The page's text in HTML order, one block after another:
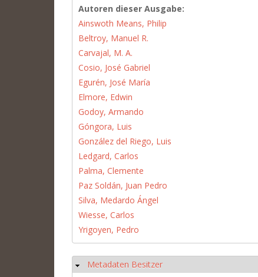
Autoren dieser Ausgabe:
Ainswoth Means, Philip
Beltroy, Manuel R.
Carvajal, M. A.
Cosio, José Gabriel
Egurén, José María
Elmore, Edwin
Godoy, Armando
Góngora, Luis
González del Riego, Luis
Ledgard, Carlos
Palma, Clemente
Paz Soldán, Juan Pedro
Silva, Medardo Ángel
Wiesse, Carlos
Yrigoyen, Pedro
Hide
Metadaten Besitzer